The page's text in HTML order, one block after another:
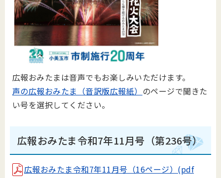
広報おみたまは音声でもお楽しみいただけます。
声の広報おみたま（音訳版広報紙） のページで聞きた
い号を選択してください。
広報おみたま令和7年11月号（第236号）
広報おみたま令和7年11月号（16ページ）(pdf